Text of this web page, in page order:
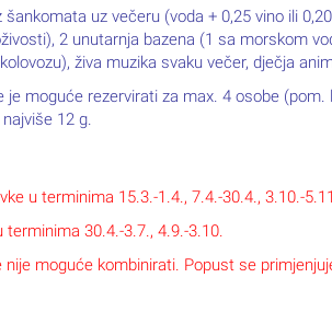
šankomata uz večeru (voda + 0,25 vino ili
2 unutarnja bazena (1 sa morskom
živa muzika svaku večer, dječja
je moguće rezervirati za max. 4 osobe
12 g.
u terminima 15.3.-1.4., 7.4.-30.4., 3.10.-
terminima 30.4.-3.7., 4.9.-3.10.
moguće kombinirati. Popust se